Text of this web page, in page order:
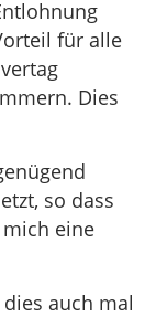
für alle
Dies
so dass
eine
auch mal